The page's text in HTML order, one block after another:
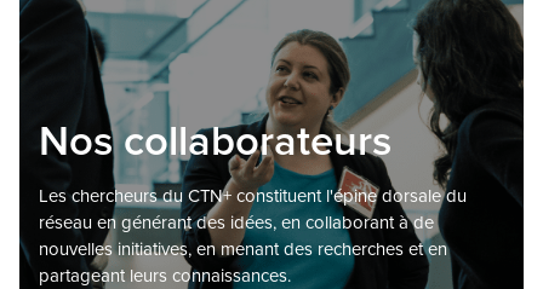
Nos collaborateurs
Les chercheurs du CTN+ constituent l'épine dorsale du
réseau en générant des idées, en collaborant à de
nouvelles initiatives, en menant des recherches et en
partageant leurs connaissances.